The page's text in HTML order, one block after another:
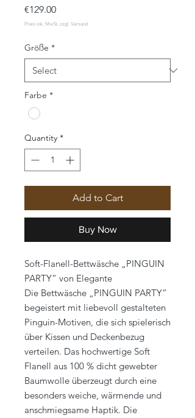
€129.00Price
Größe *
Farbe *
Quantity *
Add to Cart
Buy Now
Soft-Flanell-Bettwäsche „PINGUIN
PARTY“ von Elegante
Die Bettwäsche „PINGUIN PARTY“
begeistert mit liebevoll gestalteten
Pinguin-Motiven, die sich spielerisch
über Kissen und Deckenbezug
verteilen. Das hochwertige Soft
Flanell aus 100 % dicht gewebter
Baumwolle überzeugt durch eine
besonders weiche, wärmende und
anschmiegsame Haptik. Die